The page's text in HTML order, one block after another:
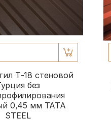
Т-18 стеновой
без
0,45 мм TATA
STEEL